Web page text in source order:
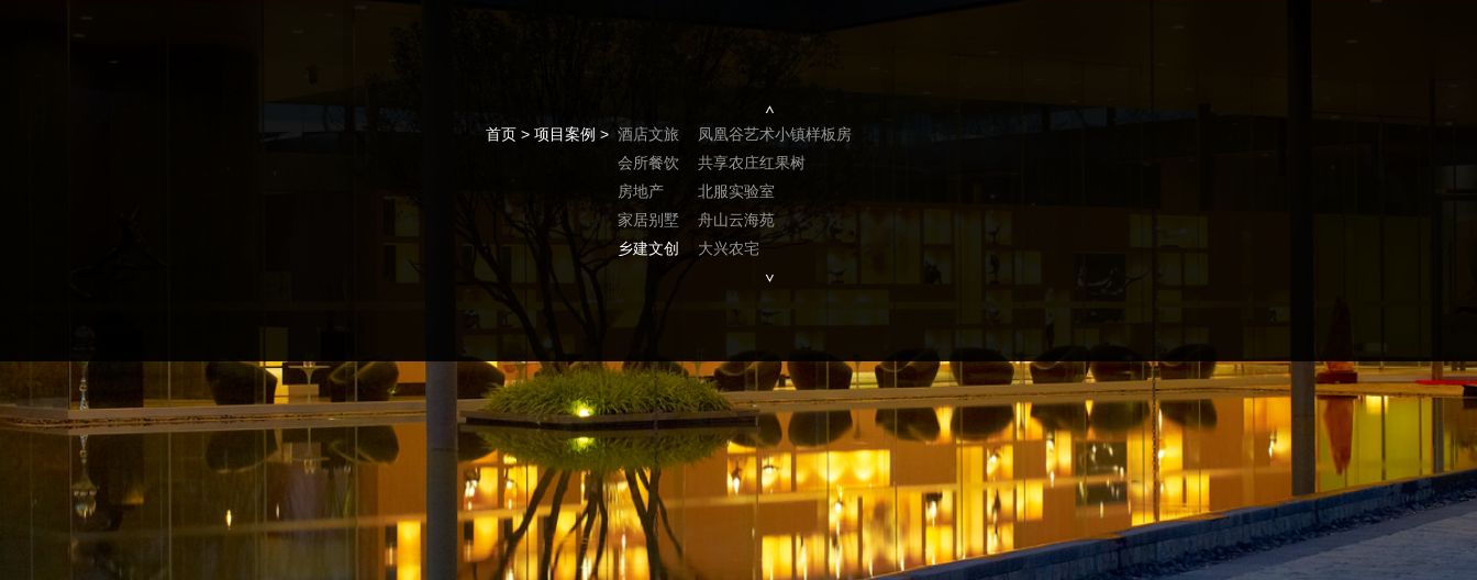
首页 > 项目案例 > 酒店文旅
会所餐饮
房地产
家居别墅
乡建文创
凤凰谷艺术小镇样板房
共享农庄红果树
北服实验室
舟山云海苑
大兴农宅